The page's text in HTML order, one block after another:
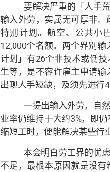
要解决严重的「人手
输入外劳，实属无可厚非
特别计划。航空、公共小
12,000个名额。两个界别
计划」有26个非技术或低
生等，是不容许雇主申请
出现人手短缺，及须先进行4
一提出输入外劳，自
业率仍维持于大约3%，即
缩短工时，便能解决某些行
本会明白劳工界的忧
不足，最根本原因就是没